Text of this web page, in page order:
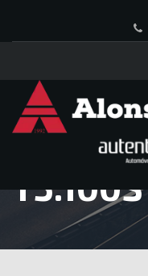
NEW
T5.100S